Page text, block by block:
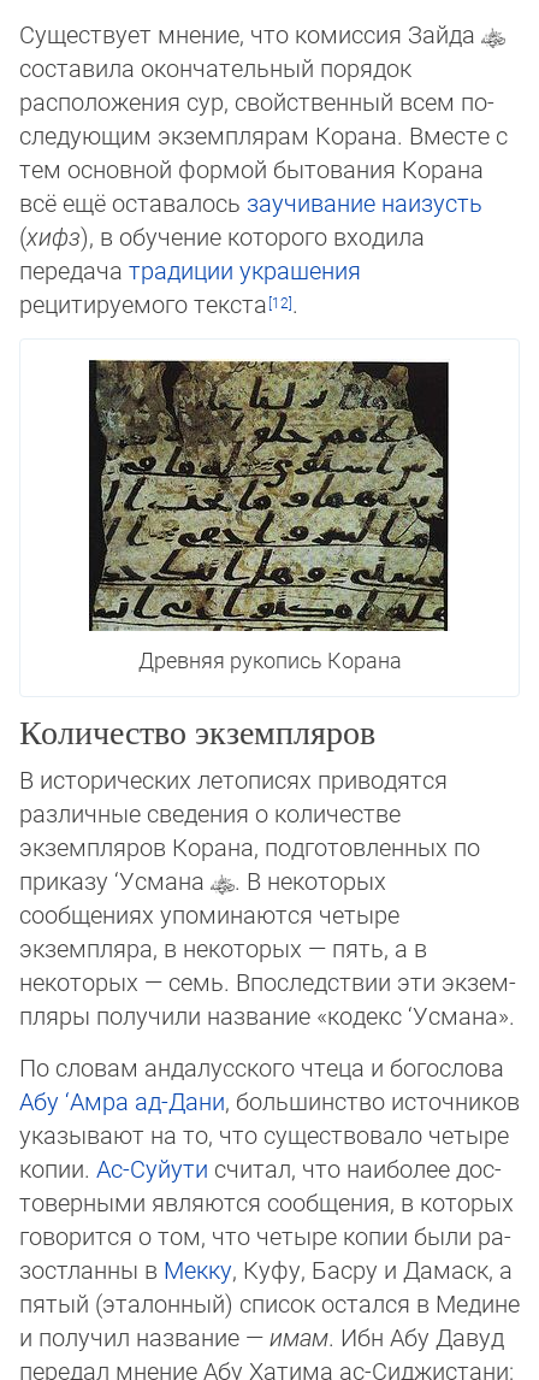
Существует мнение, что комиссия Зайда
составила окончательный порядок
расположения сур, свойственный всем по­
сле­дующим экземплярам Корана. Вместе с
тем основной формой бытования Корана
всё ещё оставалось заучивание наи­зусть
(хифз), в обучение которого входила
передача традиции украшения
рецитируемого текста
.
Древняя рукопись Корана
Количество экземпляров
В исторических летописях приводятся
различные сведения о количестве
экземпляров Корана, подготовленных по
приказу ‘Усмана
. В некоторых
сообщениях упоминаются четыре
экземпляра, в некоторых — пять, а в
некоторых — семь. Впо­след­ствии эти эк­зем­
пляры получили название «кодекс ‘Усмана».
По словам андалусского чтеца и богослова
Абу ‘Амра ад-Дани, большинство ис­точ­ни­ков
указывают на то, что существовало четыре
копии. Ас-Суйути считал, что наи­бо­лее дос­
товерными являются сообщения, в которых
говорится о том, что четыре копии бы­ли ра­
зост­лан­ны в Мекку, Куфу, Басру и Дамаск, а
пятый (эталонный) список остался в Ме­ди­не
и получил название —имам. Ибн Абу Давуд
передал мнение Абу Хатима ас-Си­джис­тани: